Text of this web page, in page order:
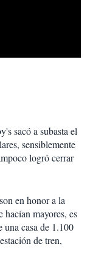
sacó a subasta el
sensiblemente
logró cerrar
en honor a la
hacían mayores, es
una casa de 1.100
de tren,